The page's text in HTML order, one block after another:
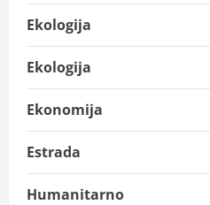
Ekologija
Ekologija
Ekonomija
Estrada
Humanitarno